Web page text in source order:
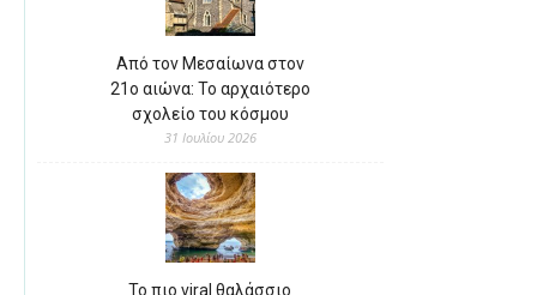
Από τον Μεσαίωνα στον
21ο αιώνα: Το αρχαιότερο
σχολείο του κόσμου
31 Ιουλίου 2026
Το πιο viral θαλάσσιο